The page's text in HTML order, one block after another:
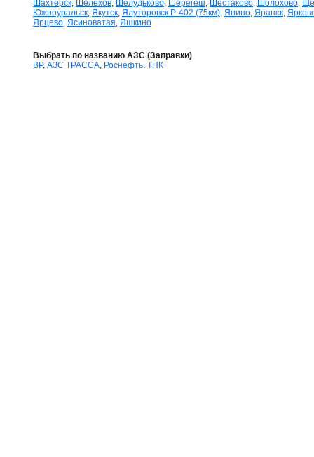
Шахтёрск, Шелехов, Шелудьково, Шерегеш, Шестаково, Шолохово,
Южноуральск, Якутск, Ялуторовск Р-402 (75км), Янино, Яранск,
Ярцево, Ясиноватая, Яшкино
Выбрать по названию АЗС (Заправки)
BP, АЗС ТРАССА, Роснефть, ТНК